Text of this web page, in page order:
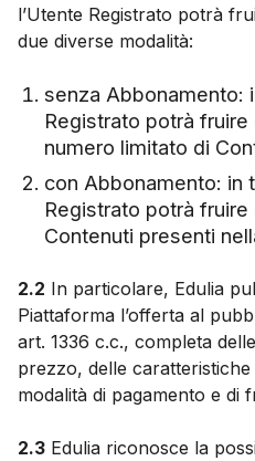
l’Utente Registrato potrà
due diverse modalità:
senza Abbonamento:
Registrato potrà
numero limitato di
con Abbonamento: in
Registrato potrà
Contenuti presenti
2.2 In particolare, Edulia
Piattaforma l’offerta al
art. 1336 c.c., completa
prezzo, delle
modalità di pagamento e di
2.3 Edulia riconosce la